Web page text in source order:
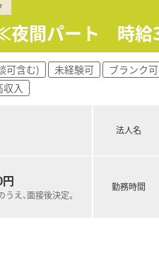
≪夜間パート 時
可含む) 未経験可 ブランク可
収入
え、面接後決定。
法人名
勤務時間